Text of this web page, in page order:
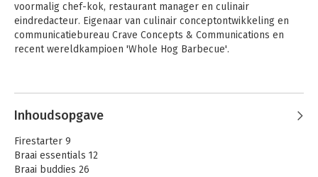
voormalig chef-kok, restaurant manager en culinair
eindredacteur. Eigenaar van culinair conceptontwikkeling en
communicatiebureau Crave Concepts & Communications en
recent wereldkampioen 'Whole Hog Barbecue'.
Andere boeken door Jord Althuizen
Inhoudsopgave
Firestarter 9
Braai essentials 12
Braai buddies 26